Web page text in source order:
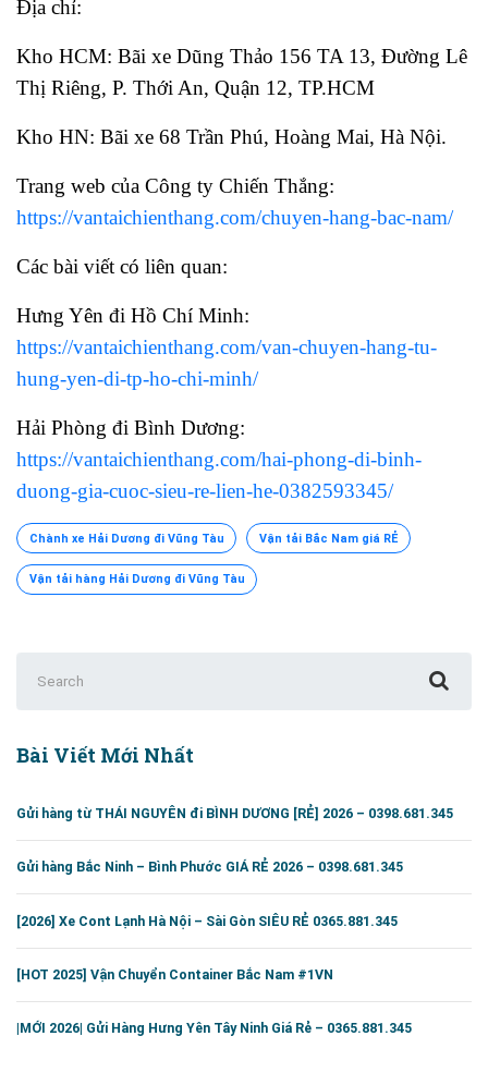
Địa chỉ:
Kho HCM: Bãi xe Dũng Thảo 156 TA 13, Đường Lê
Thị Riêng, P. Thới An, Quận 12, TP.HCM
Kho HN: Bãi xe 68 Trần Phú, Hoàng Mai, Hà Nội.
Trang web của Công ty Chiến Thắng:
https://vantaichienthang.com/chuyen-hang-bac-nam/
Các bài viết có liên quan:
Hưng Yên đi Hồ Chí Minh:
https://vantaichienthang.com/van-chuyen-hang-tu-
hung-yen-di-tp-ho-chi-minh/
Hải Phòng đi Bình Dương:
https://vantaichienthang.com/hai-phong-di-binh-
duong-gia-cuoc-sieu-re-lien-he-0382593345/
Chành xe Hải Dương đi Vũng Tàu Vận tải Bắc Nam giá RẺ
Vận tải hàng Hải Dương đi Vũng Tàu
for:
Bài Viết Mới Nhất
Gửi hàng từ THÁI NGUYÊN đi BÌNH DƯƠNG [RẺ] 2026 – 0398.681.345
Gửi hàng Bắc Ninh – Bình Phước GIÁ RẺ 2026 – 0398.681.345
[2026] Xe Cont Lạnh Hà Nội – Sài Gòn SIÊU RẺ 0365.881.345
[HOT 2025] Vận Chuyển Container Bắc Nam #1VN
|MỚI 2026| Gửi Hàng Hưng Yên Tây Ninh Giá Rẻ – 0365.881.345